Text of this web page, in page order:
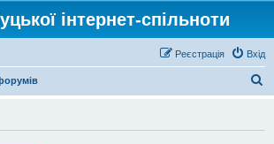
інтернет-спільноти
Вхід
Реєстрація